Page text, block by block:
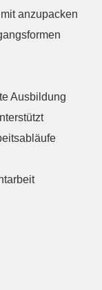
anzupacken
Ausbildung